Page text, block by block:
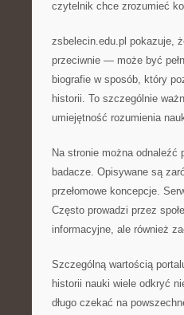
czytelnik chce zrozumieć
zsbelecin.edu.pl pokazuje,
przeciwnie — może być
biografie w sposób, który
historii. To szczególnie
umiejętność rozumienia
Na stronie można
badacze. Opisywane są
przełomowe koncepcje.
Często prowadzi przez
informacyjne, ale również
Szczególną wartością
historii nauki wiele odkryć
długo czekać na